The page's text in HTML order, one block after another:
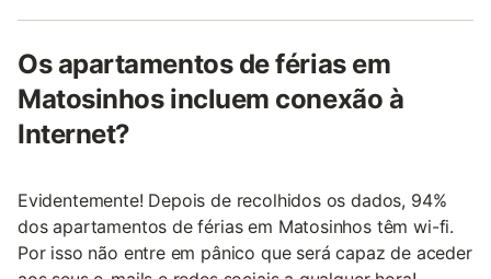
Os apartamentos de férias em
Matosinhos incluem conexão à
Internet?
Evidentemente! Depois de recolhidos os dados, 94%
dos apartamentos de férias em Matosinhos têm wi-fi.
Por isso não entre em pânico que será capaz de aceder